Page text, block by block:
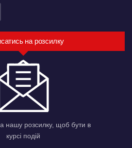
на розсилку
нашу розсилку, щоб бути в
курсі подій